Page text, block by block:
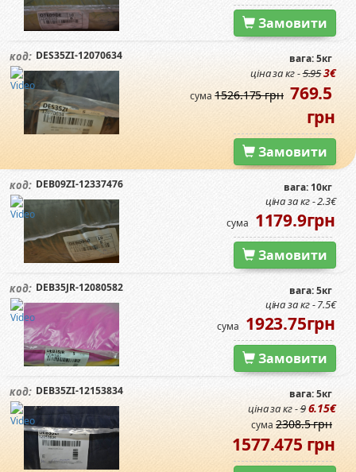
Замовити
код: DES35ZI-12070634 вага: 5кг
ціна за кг -5.953€
сума1526.175 грн 769.5
грн
Замовити
код: DEB09ZI-12337476 вага: 10кг
ціна за кг - 2.3€
сума 1179.9грн
Замовити
код: DEB35JR-12080582 вага: 5кг
ціна за кг - 7.5€
сума 1923.75грн
Замовити
код: DEB35ZI-12153834 вага: 5кг
ціна за кг -96.15€
сума 2308.5 грн
1577.475 грн